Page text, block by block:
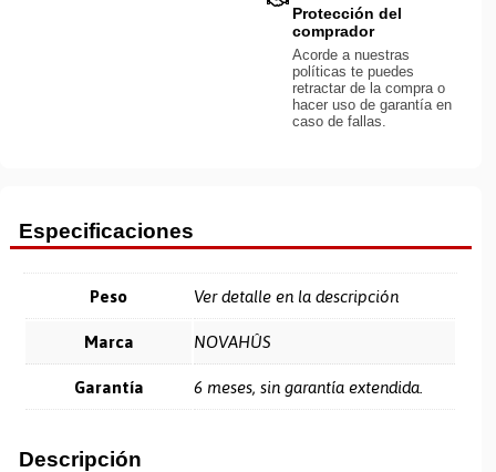
Protección del
comprador
Acorde a nuestras
políticas te puedes
retractar de la compra o
hacer uso de garantía en
caso de fallas.
Especificaciones
Peso Ver detalle en la descripción
Marca NOVAHÛS
Garantía 6 meses, sin garantía extendida.
Descripción